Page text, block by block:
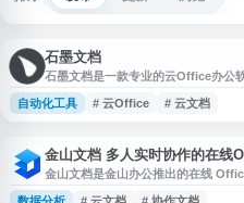
石墨文档
石墨文档是一款专业的云Office办公
编辑文档、表格等内容。平台提供在
心办公套件，适合团队跨地域、多终
数据跟踪等场景
自动化工具 # 云Office # 云文档
金山文档 多人实时协作的在线
金山文档是金山办公推出的在线
表单等多种文档类型的在线编辑与管
数据分析 # 云文档 # 协作文档